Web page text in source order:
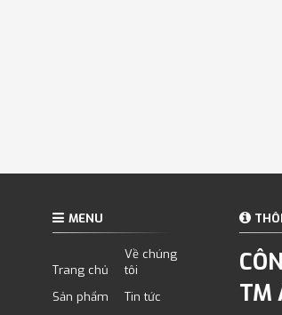
MENU
Trang chủ
Về chúng
tôi
Sản phẩm
Tin tức
TM